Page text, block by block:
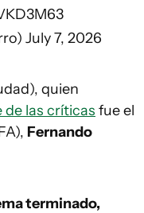
July 7, 2026
quien
las críticas fue el
Fernando
terminado,